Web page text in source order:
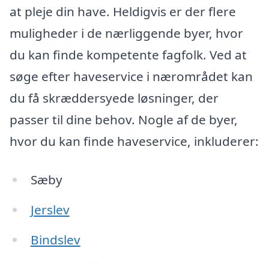
at pleje din have. Heldigvis er der flere
muligheder i de nærliggende byer, hvor
du kan finde kompetente fagfolk. Ved at
søge efter haveservice i nærområdet kan
du få skræddersyede løsninger, der
passer til dine behov. Nogle af de byer,
hvor du kan finde haveservice, inkluderer:
Sæby
Jerslev
Bindslev